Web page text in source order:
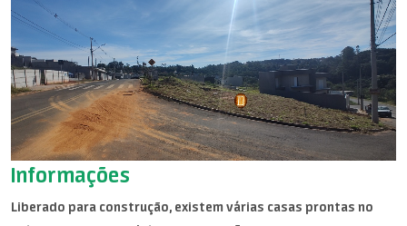
Informações
Liberado para construção, existem várias casas prontas no